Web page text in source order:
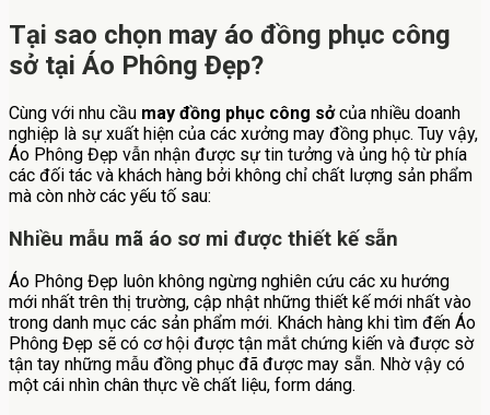
Tại sao chọn may áo đồng phục công
sở tại Áo Phông Đẹp?
Cùng với nhu cầu may đồng phục công sởcủa nhiều doanh
nghiệp là sự xuất hiện của các xưởng may đồng phục. Tuy vậy,
Áo Phông Đẹp vẫn nhận được sự tin tưởng và ủng hộ từ phía
các đối tác và khách hàng bởi không chỉ chất lượng sản phẩm
mà còn nhờ các yếu tố sau:
Nhiều mẫu mã áo sơ mi được thiết kế sẵn
Áo Phông Đẹp luôn không ngừng nghiên cứu các xu hướng
mới nhất trên thị trường, cập nhật những thiết kế mới nhất vào
trong danh mục các sản phẩm mới. Khách hàng khi tìm đến Áo
Phông Đẹp sẽ có cơ hội được tận mắt chứng kiến và được sờ
tận tay những mẫu đồng phục đã được may sẵn. Nhờ vậy có
một cái nhìn chân thực về chất liệu, form dáng.